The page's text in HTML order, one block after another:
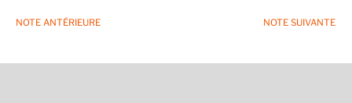
NOTE ANTÉRIEURE NOTE SUIVANTE